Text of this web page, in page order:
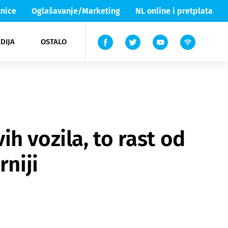
Oglašavanje/Marketing NL online i pretplata
OSTALO
Lika & Senj
TV
vozila, to rast od